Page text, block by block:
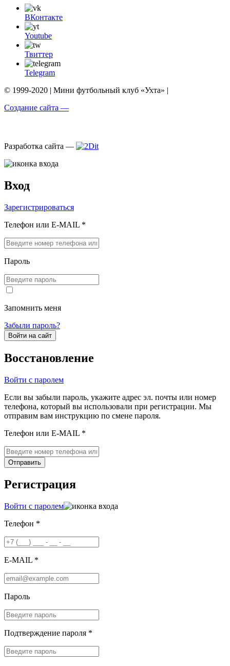
ВКонтакте
Youtube
Твиттер
Telegram
© 1999-2020 | Мини футбольный клуб «Ухта» |
Создание сайта —
Разработка сайта —
Вход
Зарегистрироваться
Телефон или E-MAIL *
Пароль
Запомнить меня
Забыли пароль?
Войти на сайт
Восстановление
Войти с паролем
Если вы забыли пароль, укажите адрес эл. почты или номер
телефона, который вы использовали при регистрации. Мы
отправим вам инструкцию по смене пароля.
Телефон или E-MAIL *
Отправить
Регистрация
Войти с паролем
Телефон *
E-MAIL *
Пароль
Подтверждение пароля *